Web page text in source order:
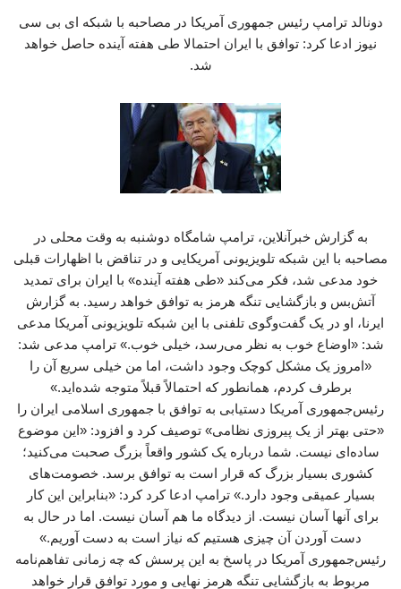
دونالد ترامپ رئیس جمهوری آمریکا در مصاحبه با شبکه ای بی سی
نیوز ادعا کرد: توافق با ایران احتمالا طی هفته آینده حاصل خواهد
شد.
به گزارش خبرآنلاین، ترامپ شامگاه دوشنبه به وقت محلی در
مصاحبه با این شبکه تلویزیونی آمریکایی و در تناقض با اظهارات قبلی
خود مدعی شد، فکر می‌کند «طی هفته آینده» با ایران برای تمدید
آتش‌بس و بازگشایی تنگه هرمز به توافق خواهد رسید. به گزارش
ایرنا، او در یک گفت‌وگوی تلفنی با این شبکه تلویزیونی آمریکا مدعی
شد: «اوضاع خوب به نظر می‌رسد، خیلی خوب.» ترامپ مدعی شد:
«امروز یک مشکل کوچک وجود داشت، اما من خیلی سریع آن را
برطرف کردم، همانطور که احتمالاً قبلاً متوجه شده‌اید.»
رئیس‌جمهوری آمریکا دستیابی به توافق با جمهوری اسلامی ایران را
«حتی بهتر از یک پیروزی نظامی» توصیف کرد و افزود: «این موضوع
ساده‌ای نیست. شما درباره یک کشور واقعاً بزرگ صحبت می‌کنید؛
کشوری بسیار بزرگ که قرار است به توافق برسد. خصومت‌های
بسیار عمیقی وجود دارد.» ترامپ ادعا کرد کرد: «بنابراین این کار
برای آنها آسان نیست. از دیدگاه ما هم آسان نیست. اما در حال به
دست آوردن آن چیزی هستیم که نیاز است به دست آوریم.»
رئیس‌جمهوری آمریکا در پاسخ به این پرسش که چه زمانی تفاهم‌نامه
مربوط به بازگشایی تنگه هرمز نهایی و مورد توافق قرار خواهد